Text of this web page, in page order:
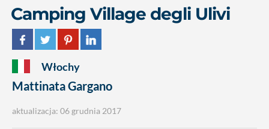
Camping Village degli Ulivi
Włochy
Mattinata Gargano
aktualizacja: 06 grudnia 2017